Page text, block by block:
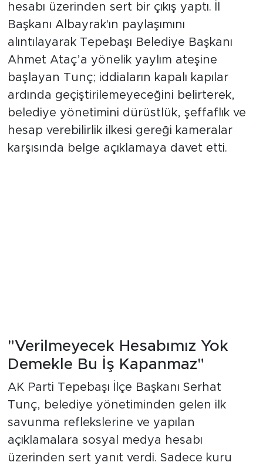
hesabı üzerinden sert bir çıkış yaptı. İl
Başkanı Albayrak'ın paylaşımını
alıntılayarak Tepebaşı Belediye Başkanı
Ahmet Ataç’a yönelik yaylım ateşine
başlayan Tunç; iddiaların kapalı kapılar
ardında geçiştirilemeyeceğini belirterek,
belediye yönetimini dürüstlük, şeffaflık ve
hesap verebilirlik ilkesi gereği kameralar
karşısında belge açıklamaya davet etti.
"Verilmeyecek Hesabımız Yok
Demekle Bu İş Kapanmaz"
AK Parti Tepebaşı İlçe Başkanı Serhat
Tunç, belediye yönetiminden gelen ilk
savunma reflekslerine ve yapılan
açıklamalara sosyal medya hesabı
üzerinden sert yanıt verdi. Sadece kuru